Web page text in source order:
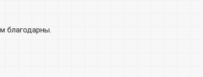
благодарны.